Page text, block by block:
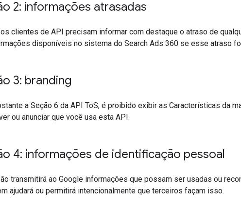
2: informações atrasadas
clientes de API precisam informar com destaque o atraso de
disponíveis no sistema do Search Ads 360 se esse atraso
3: branding
a Seção 6 da API ToS, é proibido exibir as Características da
ou anunciar que você usa esta API.
4: informações de identificação pessoal
transmitirá ao Google informações que possam ser usadas ou
ajudará ou permitirá intencionalmente que terceiros façam isso.